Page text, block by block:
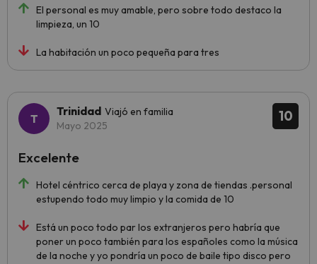
El personal es muy amable, pero sobre todo destaco la
limpieza, un 10
La habitación un poco pequeña para tres
10
Trinidad Viajó en familia
Mayo 2025
Hotel céntrico cerca de playa y zona de tiendas .personal
estupendo todo muy limpio y la comida de 10
Está un poco todo par los extranjeros pero habría que
poner un poco también para los españoles como la música
de la noche y yo pondría un poco de baile tipo disco pero
Excelente